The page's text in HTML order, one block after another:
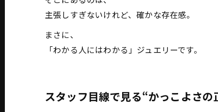
主張しすぎないけれど、確かな存在感。
まさに、
「わかる人にはわかる」ジュエリーです。
スタッフ目線で見る“かっこよさの